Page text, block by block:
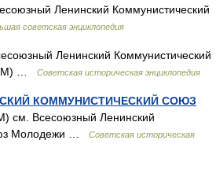
Ленинский Коммунистический
советская энциклопедия
Ленинский Коммунистический
…
Советская историческая энциклопедия
КОММУНИСТИЧЕСКИЙ СОЮЗ
см. Всесоюзный Ленинский
Молодежи …
Советская историческая